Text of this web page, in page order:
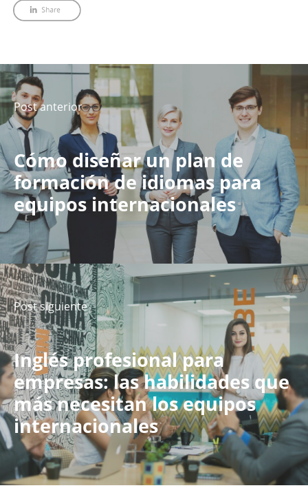
Post anterior
Cómo diseñar un plan de
formación de idiomas para
equipos internacionales
Post siguiente
Inglés profesional para
empresas: las habilidades que
más necesitan los equipos
internacionales